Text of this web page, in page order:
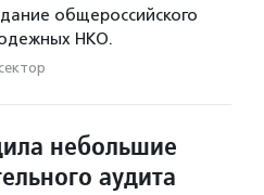
общероссийского
НКО.
небольшие
аудита